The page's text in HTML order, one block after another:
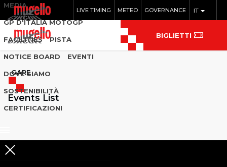
IT
LIVE TIMING METEO GOVERNANCE
MEDIA
GP D'ITALIA MOTOGP
FACILITIES PISTA
NOTICE BOARD EVENTI
DOVE SIAMO
SOSTENIBILITÀ
CERTIFICAZIONI
BIGLIETTI
GARE
Events List